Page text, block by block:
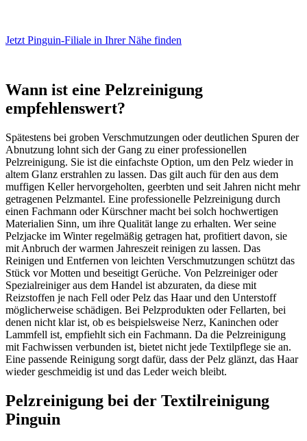
Jetzt Pinguin-Filiale in Ihrer Nähe finden
Wann ist eine Pelzreinigung
empfehlenswert?
Spätestens bei groben Verschmutzungen oder deutlichen Spuren der
Abnutzung lohnt sich der Gang zu einer professionellen
Pelzreinigung. Sie ist die einfachste Option, um den Pelz wieder in
altem Glanz erstrahlen zu lassen. Das gilt auch für den aus dem
muffigen Keller hervorgeholten, geerbten und seit Jahren nicht mehr
getragenen Pelzmantel. Eine professionelle Pelzreinigung durch
einen Fachmann oder Kürschner macht bei solch hochwertigen
Materialien Sinn, um ihre Qualität lange zu erhalten. Wer seine
Pelzjacke im Winter regelmäßig getragen hat, profitiert davon, sie
mit Anbruch der warmen Jahreszeit reinigen zu lassen. Das
Reinigen und Entfernen von leichten Verschmutzungen schützt das
Stück vor Motten und beseitigt Gerüche. Von Pelzreiniger oder
Spezialreiniger aus dem Handel ist abzuraten, da diese mit
Reizstoffen je nach Fell oder Pelz das Haar und den Unterstoff
möglicherweise schädigen. Bei Pelzprodukten oder Fellarten, bei
denen nicht klar ist, ob es beispielsweise Nerz, Kaninchen oder
Lammfell ist, empfiehlt sich ein Fachmann. Da die Pelzreinigung
mit Fachwissen verbunden ist, bietet nicht jede Textilpflege sie an.
Eine passende Reinigung sorgt dafür, dass der Pelz glänzt, das Haar
wieder geschmeidig ist und das Leder weich bleibt.
Pelzreinigung bei der Textilreinigung
Pinguin